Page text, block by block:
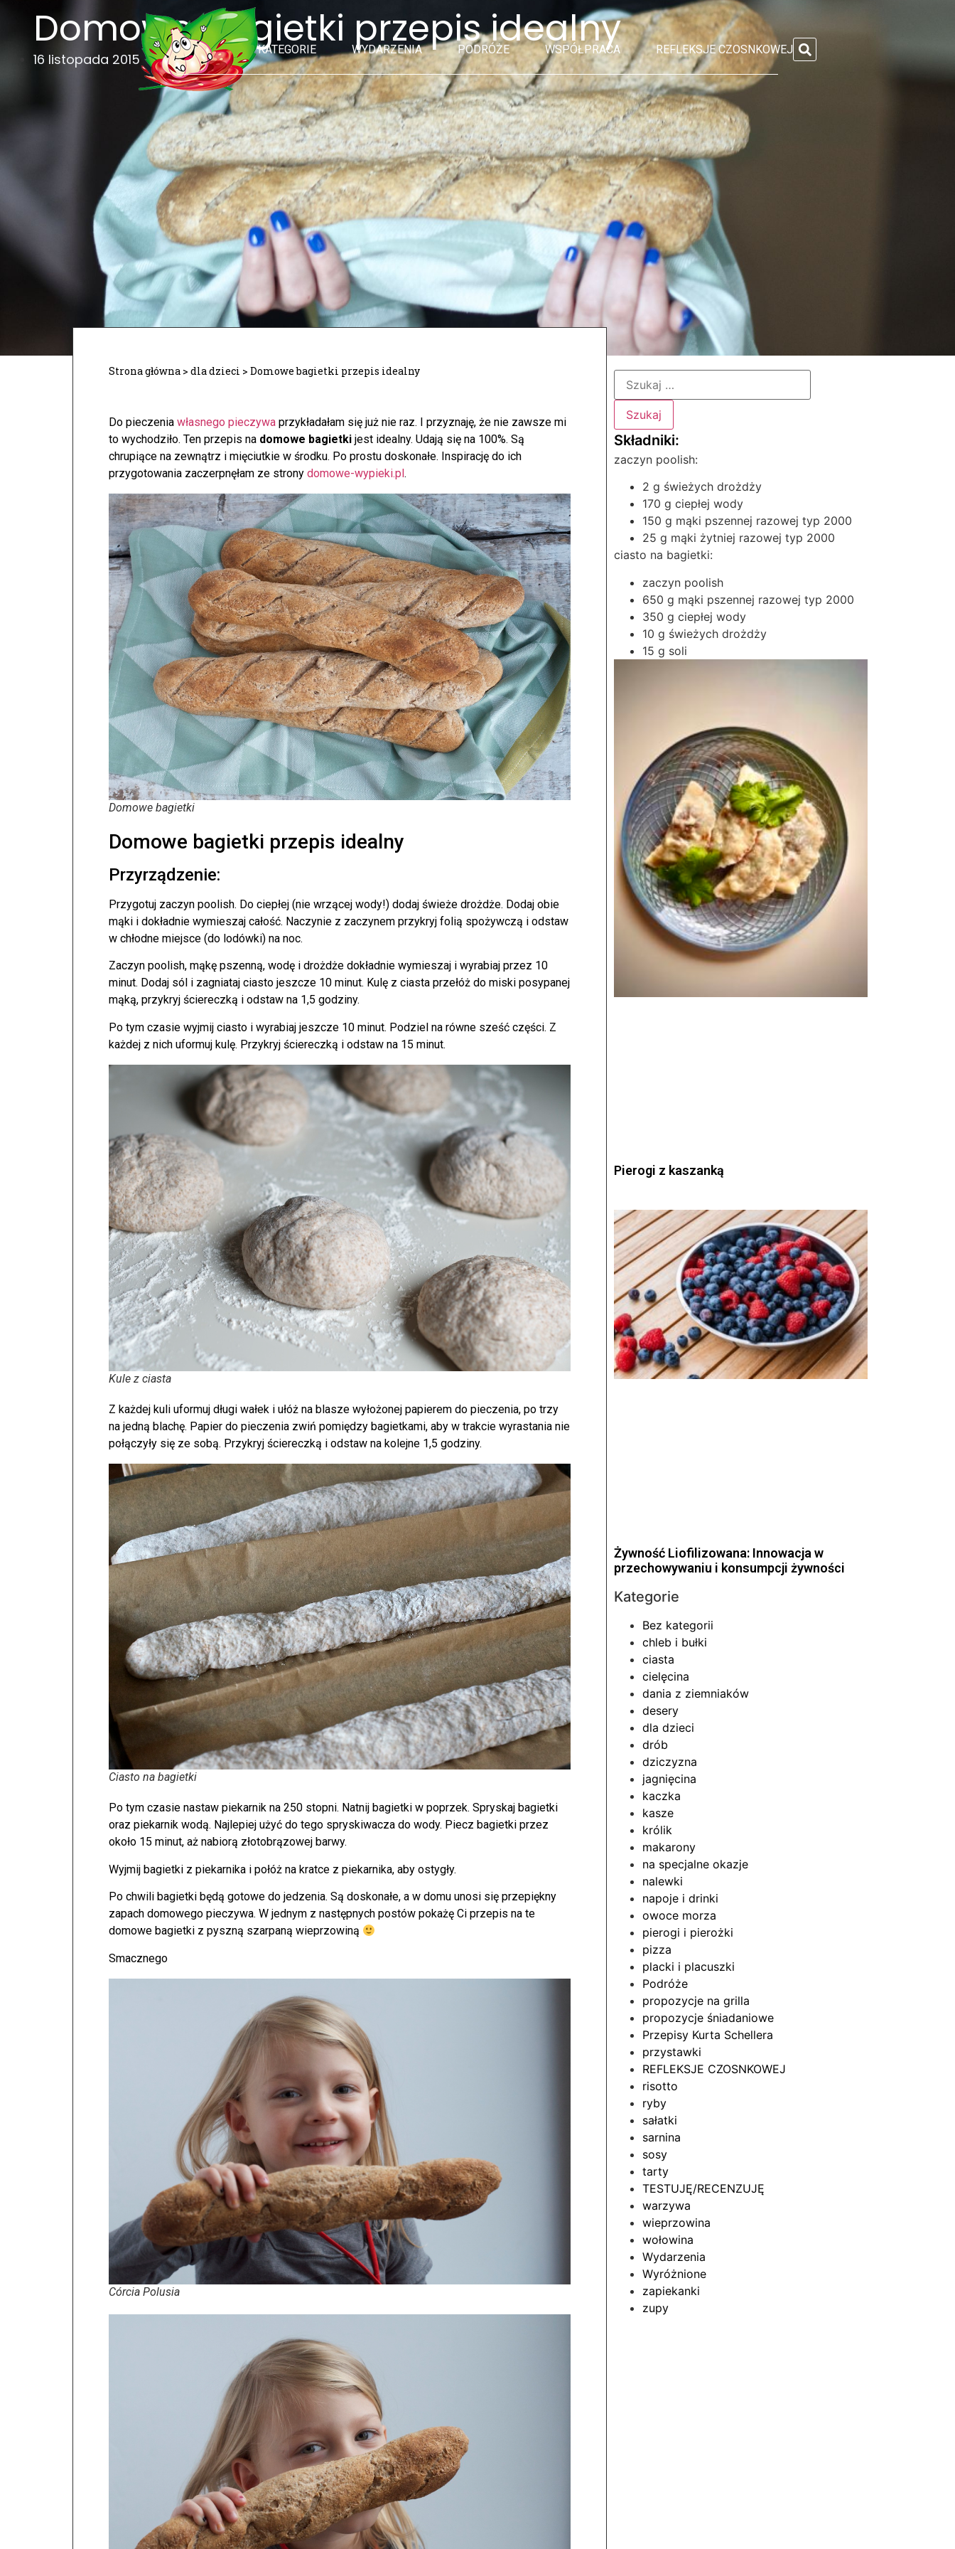
KATEGORIE WYDARZENIA PODRÓŻE WSPÓŁPRACA REFLEKSJE CZOSNKOWEJ
Domowe bagietki przepis idealny
16 listopada 2015
Strona główna > dla dzieci > Domowe bagietki przepis idealny
Do pieczenia własnego pieczywa przykładałam się już nie raz. I przyznaję, że nie zawsze mi
to wychodziło. Ten przepis na domowe bagietki jest idealny. Udają się na 100%. Są
chrupiące na zewnątrz i mięciutkie w środku. Po prostu doskonałe. Inspirację do ich
przygotowania zaczerpnęłam ze strony domowe-wypieki.pl.
Domowe bagietki
Domowe bagietki przepis idealny
Przyrządzenie:
Przygotuj zaczyn poolish. Do ciepłej (nie wrzącej wody!) dodaj świeże drożdże. Dodaj obie
mąki i dokładnie wymieszaj całość. Naczynie z zaczynem przykryj folią spożywczą i odstaw
w chłodne miejsce (do lodówki) na noc.
Zaczyn poolish, mąkę pszenną, wodę i drożdże dokładnie wymieszaj i wyrabiaj przez 10
minut. Dodaj sól i zagniataj ciasto jeszcze 10 minut. Kulę z ciasta przełóż do miski posypanej
mąką, przykryj ściereczką i odstaw na 1,5 godziny.
Po tym czasie wyjmij ciasto i wyrabiaj jeszcze 10 minut. Podziel na równe sześć części. Z
każdej z nich uformuj kulę. Przykryj ściereczką i odstaw na 15 minut.
Kule z ciasta
Z każdej kuli uformuj długi wałek i ułóż na blasze wyłożonej papierem do pieczenia, po trzy
na jedną blachę. Papier do pieczenia zwiń pomiędzy bagietkami, aby w trakcie wyrastania nie
połączyły się ze sobą. Przykryj ściereczką i odstaw na kolejne 1,5 godziny.
Ciasto na bagietki
Po tym czasie nastaw piekarnik na 250 stopni. Natnij bagietki w poprzek. Spryskaj bagietki
oraz piekarnik wodą. Najlepiej użyć do tego spryskiwacza do wody. Piecz bagietki przez
około 15 minut, aż nabiorą złotobrązowej barwy.
Wyjmij bagietki z piekarnika i połóż na kratce z piekarnika, aby ostygły.
Po chwili bagietki będą gotowe do jedzenia. Są doskonałe, a w domu unosi się przepiękny
zapach domowego pieczywa. W jednym z następnych postów pokażę Ci przepis na te
domowe bagietki z pyszną szarpaną wieprzowiną
Smacznego
Córcia Polusia
zaczyn poolish:
2 g świeżych drożdży
170 g ciepłej wody
150 g mąki pszennej razowej typ 2000
25 g mąki żytniej razowej typ 2000
ciasto na bagietki:
zaczyn poolish
650 g mąki pszennej razowej typ 2000
350 g ciepłej wody
10 g świeżych drożdży
15 g soli
Pierogi z kaszanką
Żywność Liofilizowana: Innowacja w
przechowywaniu i konsumpcji żywności
Kategorie
Bez kategorii
chleb i bułki
ciasta
cielęcina
dania z ziemniaków
desery
dla dzieci
drób
dziczyzna
jagnięcina
kaczka
kasze
królik
makarony
na specjalne okazje
nalewki
napoje i drinki
owoce morza
pierogi i pierożki
pizza
placki i placuszki
Podróże
propozycje na grilla
propozycje śniadaniowe
Przepisy Kurta Schellera
przystawki
REFLEKSJE CZOSNKOWEJ
risotto
ryby
sałatki
sarnina
sosy
tarty
TESTUJĘ/RECENZUJĘ
warzywa
wieprzowina
wołowina
Wydarzenia
Wyróżnione
zapiekanki
zupy